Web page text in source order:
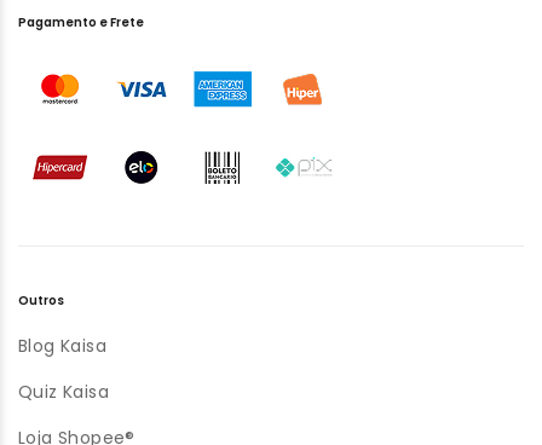
Outros
Blog Kaisa
Quiz Kaisa
Loja Shopee®
Pagamento e Frete